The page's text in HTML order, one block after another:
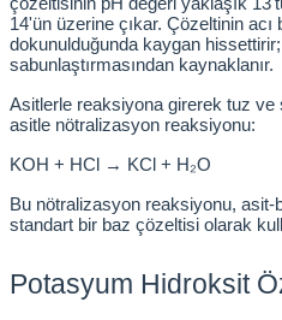
çözeltisinin pH değeri yaklaşık
14'ün üzerine çıkar. Çözeltinin acı
dokunulduğunda kaygan
sabunlaştırmasından kaynaklanır.
Asitlerle reaksiyona girerek tuz
asitle nötralizasyon reaksiyonu:
KOH + HCl → KCl + H₂O
Bu nötralizasyon reaksiyonu, asit-
standart bir baz çözeltisi olarak
Potasyum Hidroksit